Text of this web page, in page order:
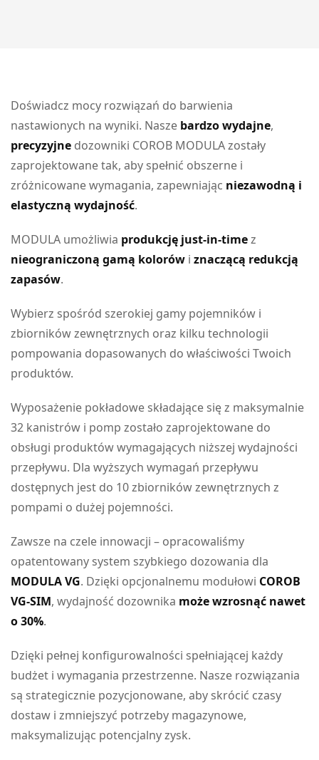
Doświadcz mocy rozwiązań do barwienia
nastawionych na wyniki. Nasze bardzo wydajne,
precyzyjne dozowniki COROB MODULA zostały
zaprojektowane tak, aby spełnić obszerne i
zróżnicowane wymagania, zapewniając niezawodną i
elastyczną wydajność.
MODULA umożliwia produkcję just-in-timez
nieograniczoną gamą kolorów i znaczącą redukcją
zapasów.
Wybierz spośród szerokiej gamy pojemników i
zbiorników zewnętrznych oraz kilku technologii
pompowania dopasowanych do właściwości Twoich
produktów.
Wyposażenie pokładowe składające się z maksymalnie
32 kanistrów i pomp zostało zaprojektowane do
obsługi produktów wymagających niższej wydajności
przepływu. Dla wyższych wymagań przepływu
dostępnych jest do 10 zbiorników zewnętrznych z
pompami o dużej pojemności.
Zawsze na czele innowacji – opracowaliśmy
opatentowany system szybkiego dozowania dla
MODULA VG. Dzięki opcjonalnemu modułowi COROB
VG-SIM, wydajność dozownika może wzrosnąć nawet
o 30%.
Dzięki pełnej konfigurowalności spełniającej każdy
budżet i wymagania przestrzenne. Nasze rozwiązania
są strategicznie pozycjonowane, aby skrócić czasy
dostaw i zmniejszyć potrzeby magazynowe,
maksymalizując potencjalny zysk.